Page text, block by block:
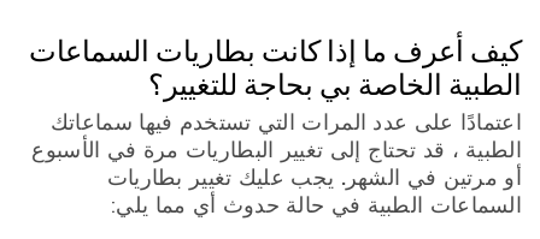
كيف أعرف ما إذا كانت بطاريات السماعات
الطبية الخاصة بي بحاجة للتغيير؟
اعتمادًا على عدد المرات التي تستخدم فيها سماعاتك
الطبية ، قد تحتاج إلى تغيير البطاريات مرة في الأسبوع
أو مرتين في الشهر. يجب عليك تغيير بطاريات
السماعات الطبية في حالة حدوث أي مما يلي: